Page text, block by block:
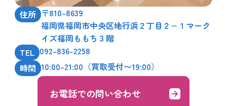
住所 〒810-8639
福岡県福岡市中央区地行浜２丁目２−１マーク
イズ福岡ももち３階
TEL 092-836-2258
時間 10:00-21:00（買取受付〜19:00）
お電話での問い合わせ